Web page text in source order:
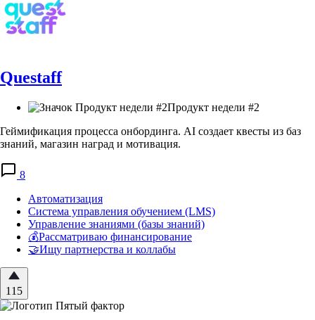
Questaff
Продукт недели #2
Геймификация процесса онбординга. AI создает квесты из баз
знаний, магазин наград и мотивация.
8
Автоматизация
Система управления обучением (LMS)
Управление знаниями (базы знаний)
💰Рассматриваю финансирование
🤝Ищу партнерства и коллабы
115